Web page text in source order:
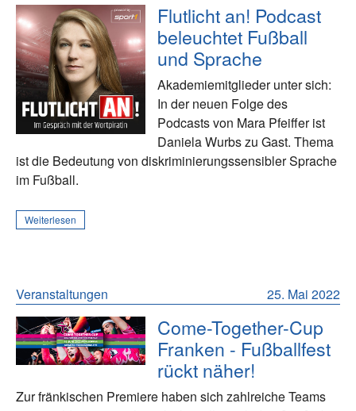
Flutlicht an! Podcast
beleuchtet Fußball
und Sprache
Akademiemitglieder unter sich:
In der neuen Folge des
Podcasts von Mara Pfeiffer ist
Daniela Wurbs zu Gast. Thema
ist die Bedeutung von diskriminierungssensibler Sprache
im Fußball.
Weiterlesen
25. Mai 2022
Veranstaltungen
Come-Together-Cup
Franken - Fußballfest
rückt näher!
Zur fränkischen Premiere haben sich zahlreiche Teams